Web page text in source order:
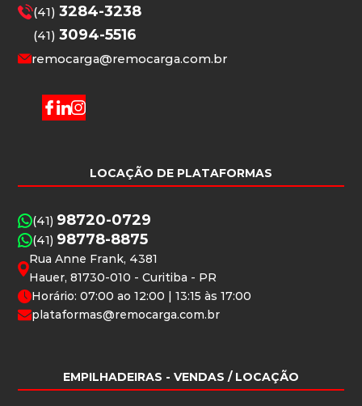
(41)3284-3238
(41)3094-5516
remocarga@remocarga.com.br
LOCAÇÃO DE PLATAFORMAS
(41) 98720-0729
(41) 98778-8875
Rua Anne Frank, 4381
Hauer, 81730-010 - Curitiba - PR
Horário: 07:00 ao 12:00 | 13:15 às 17:00
plataformas@remocarga.com.br
EMPILHADEIRAS - VENDAS / LOCAÇÃO